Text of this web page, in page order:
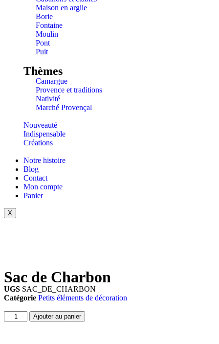
Maison en argile
Borie
Fontaine
Moulin
Pont
Puit
Thèmes
Camargue
Provence et traditions
Nativité
Marché Provençal
Nouveauté
Indispensable
Créations
Notre histoire
Blog
Contact
Mon compte
Panier
X
Sac de Charbon
UGS SAC_DE_CHARBON
Catégorie Petits éléments de décoration
Ajouter au panier